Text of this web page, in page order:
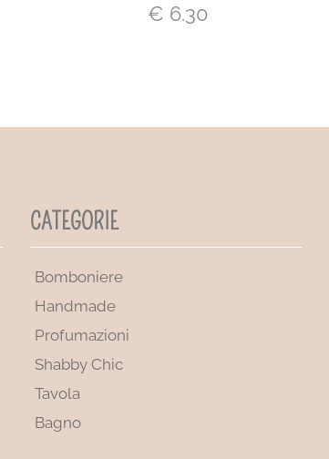
€ 6.30
CATEGORIE
Bomboniere
Handmade
Profumazioni
Shabby Chic
Tavola
Bagno